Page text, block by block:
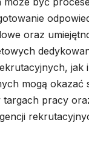
oraz
jak
mogą okazać
pracy